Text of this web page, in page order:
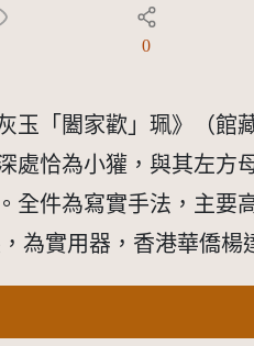
灣及其後版本(CC BY 3.0 TW +)
0
玉「闔家歡」珮》（館
處恰為小獾，與其左方
全件為寫實手法，主要
為實用器，香港華僑